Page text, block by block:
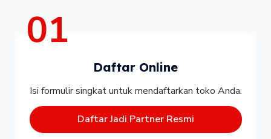
01
Daftar Online
Isi formulir singkat untuk mendaftarkan toko Anda.
Daftar Jadi Partner Resmi